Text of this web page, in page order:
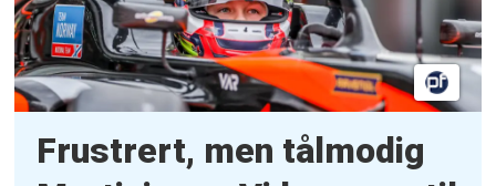
Frustrert, men tålmodig